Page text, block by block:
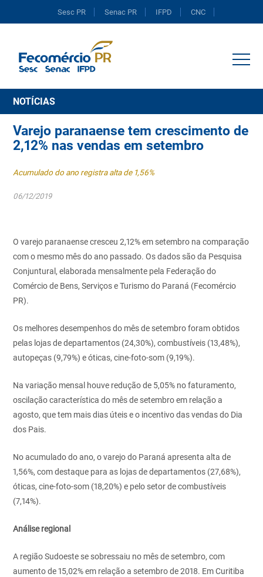
Sesc PR Senac PR IFPD CNC
NOTÍCIAS
Varejo paranaense tem crescimento de
2,12% nas vendas em setembro
Acumulado do ano registra alta de 1,56%
06/12/2019
O varejo paranaense cresceu 2,12% em setembro na comparação
com o mesmo mês do ano passado. Os dados são da Pesquisa
Conjuntural, elaborada mensalmente pela Federação do
Comércio de Bens, Serviços e Turismo do Paraná (Fecomércio
PR).
Os melhores desempenhos do mês de setembro foram obtidos
pelas lojas de departamentos (24,30%), combustíveis (13,48%),
autopeças (9,79%) e óticas, cine-foto-som (9,19%).
Na variação mensal houve redução de 5,05% no faturamento,
oscilação característica do mês de setembro em relação a
agosto, que tem mais dias úteis e o incentivo das vendas do Dia
dos Pais.
No acumulado do ano, o varejo do Paraná apresenta alta de
1,56%, com destaque para as lojas de departamentos (27,68%),
óticas, cine-foto-som (18,20%) e pelo setor de combustíveis
(7,14%).
Análise regional
A região Sudoeste se sobressaiu no mês de setembro, com
aumento de 15,02% em relação a setembro de 2018. Em Curitiba